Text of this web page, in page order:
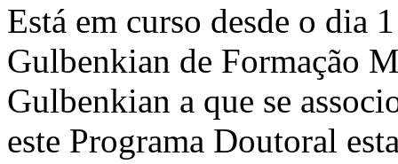
Está em curso desde o dia
Gulbenkian de Formação
Gulbenkian a que se
este Programa Doutoral